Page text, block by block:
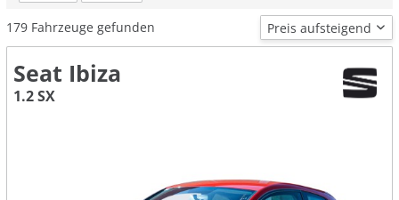
179 Fahrzeuge gefunden
Seat Ibiza
1.2 SX